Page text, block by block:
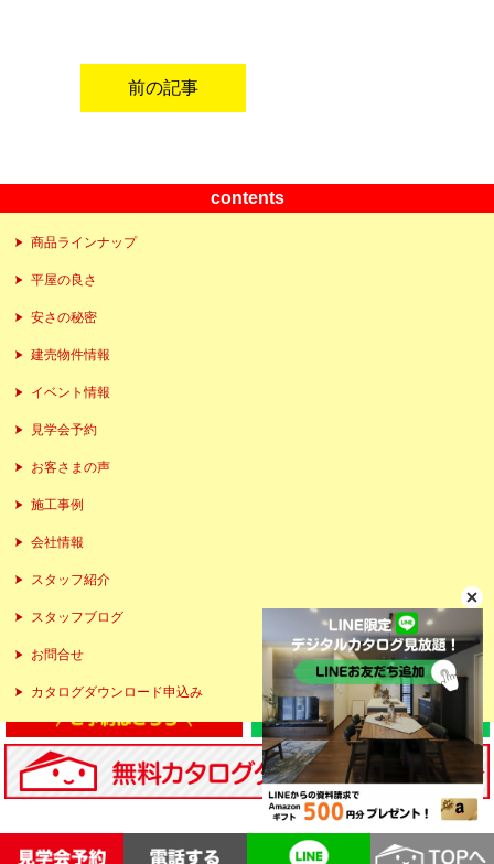
前の記事
contents
商品ラインナップ
平屋の良さ
安さの秘密
建売物件情報
イベント情報
見学会予約
お客さまの声
施工事例
会社情報
スタッフ紹介
スタッフブログ
お問合せ
カタログダウンロード申込み